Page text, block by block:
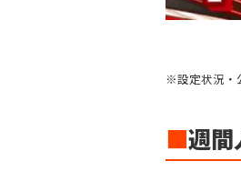
※設定状況・
■週間